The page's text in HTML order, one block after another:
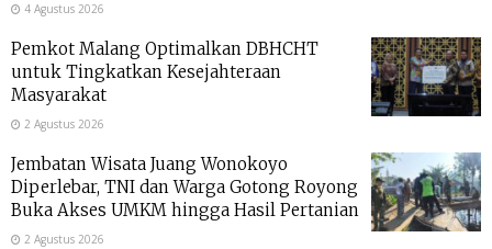
4 Agustus 2026
Pemkot Malang Optimalkan DBHCHT
untuk Tingkatkan Kesejahteraan
Masyarakat
2 Agustus 2026
Jembatan Wisata Juang Wonokoyo
Diperlebar, TNI dan Warga Gotong Royong
Buka Akses UMKM hingga Hasil Pertanian
2 Agustus 2026